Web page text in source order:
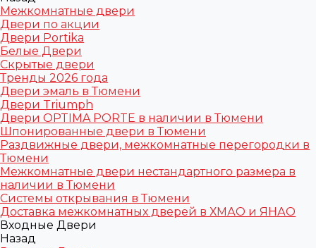
Межкомнатные двери
Двери по акции
Двери Portika
Белые Двери
Скрытые двери
Тренды 2026 года
Двери эмаль в Тюмени
Двери Triumph
Двери OPTIMA PORTE в наличии в Тюмени
Шпонированные двери в Тюмени
Раздвижные двери, межкомнатные перегородки в
Тюмени
Межкомнатные двери нестандартного размера в
наличии в Тюмени
Системы открывания в Тюмени
Доставка межкомнатных дверей в ХМАО и ЯНАО
Входные Двери
Назад